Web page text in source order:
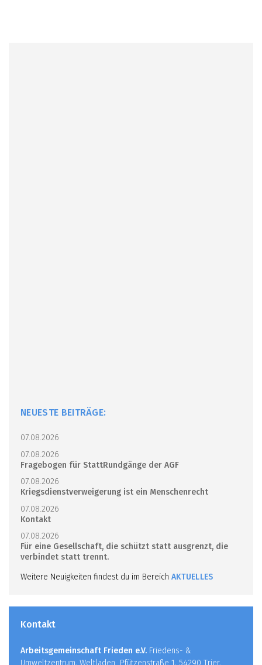
NEUESTE BEITRÄGE:
07.08.2026
07.08.2026
Fragebogen für StattRundgänge der AGF
07.08.2026
Kriegsdienstverweigerung ist ein Menschenrecht
07.08.2026
Kontakt
07.08.2026
Für eine Gesellschaft, die schützt statt ausgrenzt, die
verbindet statt trennt.
Weitere Neuigkeiten findest du im Bereich AKTUELLES
Kontakt
Arbeitsgemeinschaft Frieden e.V. Friedens- &
Umweltzentrum, Weltladen Pfützenstraße 1, 54290 Trier,